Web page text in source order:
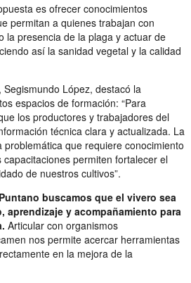
es ofrecer conocimientos
permitan a quienes trabajan con
la presencia de la plaga y actuar de
así la sanidad vegetal y la calidad
López, destacó la
espacios de formación: “Para
los productores y trabajadores del
técnica clara y actualizada. La
problemática que requiere conocimiento
permiten fortalecer el
de nuestros cultivos”.
buscamos que el vivero sea
aprendizaje y acompañamiento para
Articular con organismos
nos permite acercar herramientas
en la mejora de la